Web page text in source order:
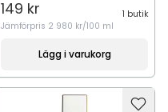
149 kr
1 butik
Jämförpris 2 980 kr/100 ml
Lägg i varukorg